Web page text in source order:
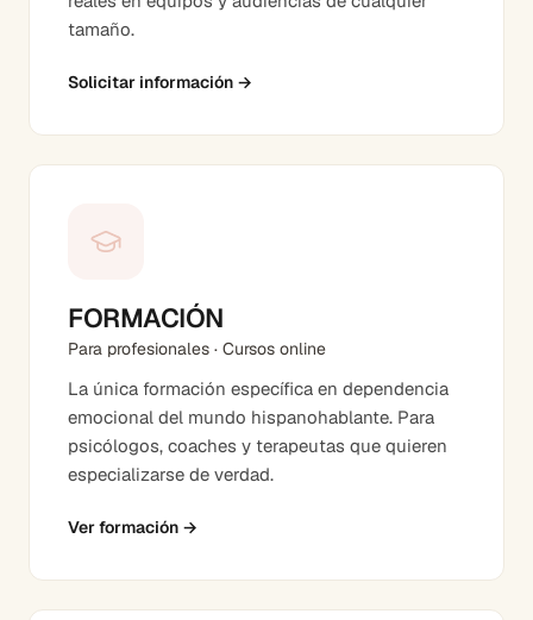
tamaño.
Solicitar información →
FORMACIÓN
Para profesionales · Cursos online
La única formación específica en dependencia
emocional del mundo hispanohablante. Para
psicólogos, coaches y terapeutas que quieren
especializarse de verdad.
Ver formación →